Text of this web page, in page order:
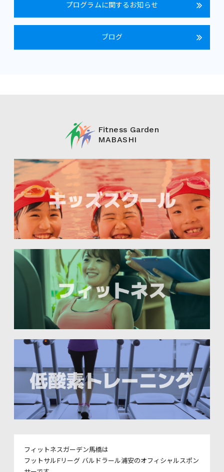
プログラムに関するお知らせ
ブログ
Fitness Garden
MABASHI
フィットネスガーデン馬橋は
フットサルFリーグ バルドラール浦安のオフィシャルスポン